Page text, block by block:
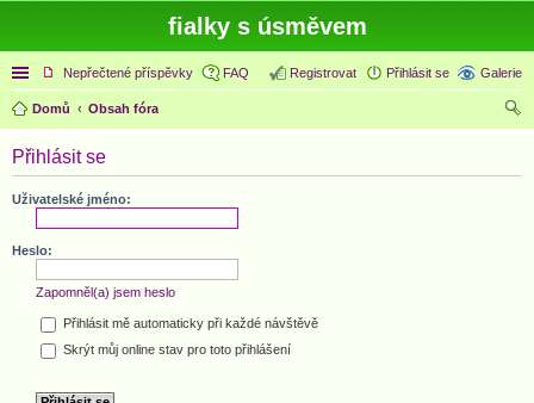
fialky s úsměvem
Rychlé odkazy
Nepřečtené příspěvky Galerie
FAQ Přihlásit se
Registrovat
Domů
Obsah fóra
Přihlásit se
Uživatelské jméno:
Heslo:
Zapomněl(a) jsem heslo
Přihlásit mě automaticky při každé návštěvě
Skrýt můj online stav pro toto přihlášení